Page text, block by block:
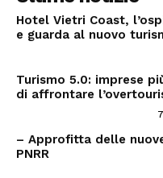
Hotel Vietri Coast,
e guarda al nuovo
Turismo 5.0: imprese
di affrontare
– Approfitta delle
PNRR